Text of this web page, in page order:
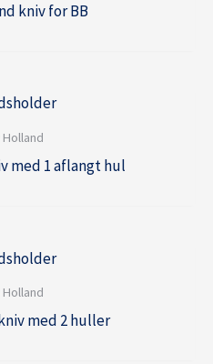
kniv for BB
Holland
med 1 aflangt hul
Holland
med 2 huller